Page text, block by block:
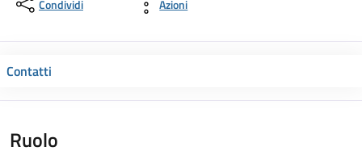
Condividi Azioni
Contatti
Ruolo